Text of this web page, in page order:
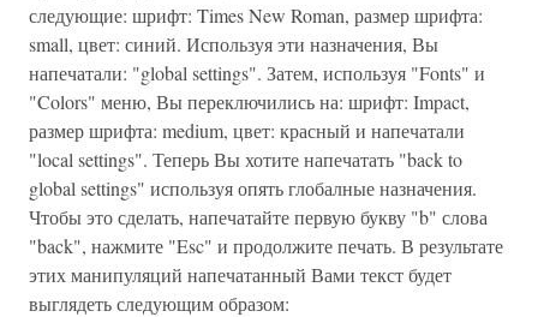
следующие: шрифт: Times New Roman, размер шрифта:
small, цвет: синий. Используя эти назначения, Вы
напечатали: "global settings". Затем, используя "Fonts" и
"Colors" меню, Вы переключились на: шрифт: Impact,
размер шрифта: medium, цвет: красный и напечатали
"local settings". Теперь Вы хотите напечатать "back to
global settings" используя опять глобалные назначения.
Чтобы это сделать, напечатайте первую букву "b" слова
"back", нажмите "Esc" и продолжите печать. В результате
этих манипуляций напечатанный Вами текст будет
выглядеть следующим образом: